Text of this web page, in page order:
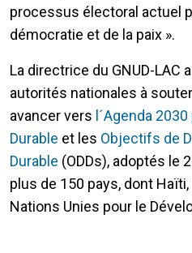
processus électoral actuel
démocratie et de la paix ».
La directrice du GNUD-LAC
autorités nationales à
avancer vers l´Agenda
Durable et les Objectifs de
Durable (ODDs), adoptés le
plus de 150 pays, dont
Nations Unies pour le